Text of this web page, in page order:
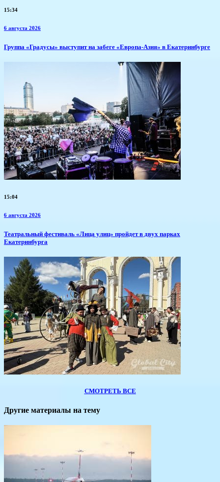
15:34
6 августа 2026
​Группа «Градусы» выступит на забеге «Европа-Азия» в Екатеринбурге
15:04
6 августа 2026
​Театральный фестиваль «Лица улиц» пройдет в двух парках
Екатеринбурга
СМОТРЕТЬ ВСЕ
Другие материалы на тему